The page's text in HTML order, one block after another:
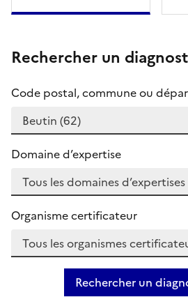
Rechercher un
Code postal, commune ou
Domaine d’expertise
Organisme certificateur
Rechercher un